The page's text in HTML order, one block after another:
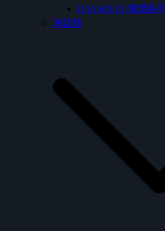
DAY&DAY/龍頭系列
海廷頓